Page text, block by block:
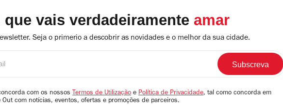
que vais verdadeiramente amar
Seja o primerio a descobrir as novidades e o melhor da sua cidade.
com os nossos Termos de Utilização e Política de Privacidade, tal como concorda em
Out com notícias, eventos, ofertas e promoções de parceiros.